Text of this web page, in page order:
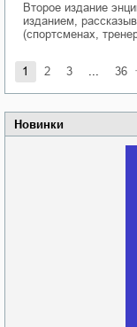
Новинки
Второе издание
изданием,
(спортсменах,
1 2 3 ... 36